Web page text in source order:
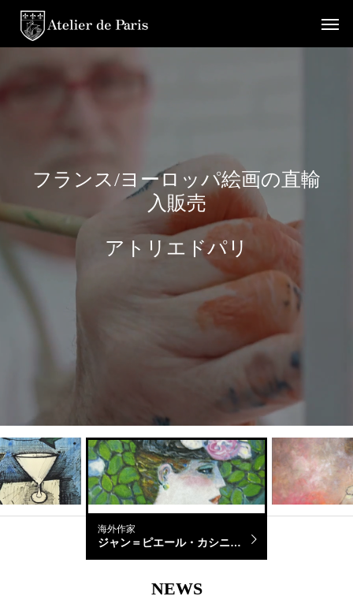
フ ラ ン ス/ヨ ーロ ッパ絵画の直輸
入 販売
ア ト リ エ ドパリ
海外作家
ジャン＝ピエール・カシニョール
NEWS